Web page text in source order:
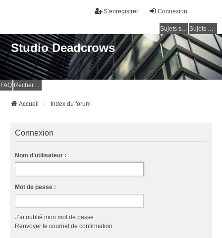
Connexion
S’enregistrer
Sujets sans réponse Sujets actifs
Studio Deadcrows
FAQ Rechercher
Accueil Index du forum
Connexion
Nom d’utilisateur :
Mot de passe :
J’ai oublié mon mot de passe
Renvoyer le courriel de confirmation